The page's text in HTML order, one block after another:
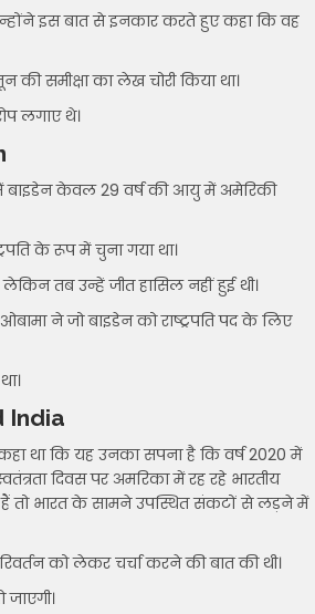
इस बात से इनकार करते हुए कहा कि वह
समीक्षा का लेख चोरी किया था।
लगाए थे।
बाइडेन केवल 29 वर्ष की आयु में अमेरिकी
के रूप में चुना गया था।
तब उन्हें जीत हासिल नहीं हुई थी।
ने जो बाइडेन को राष्ट्रपति पद के लिए
India
था कि यह उनका सपना है कि वर्ष 2020 में
दिवस पर अमरिका में रह रहे भारतीय
हैं तो भारत के सामने उपस्थित संकटों से लड़ने में
को लेकर चर्चा करने की बात की थी।